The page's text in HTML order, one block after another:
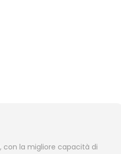
con la migliore capacità di